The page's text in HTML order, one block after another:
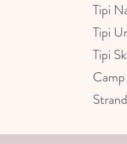
Tipi N
Tipi
Tipi